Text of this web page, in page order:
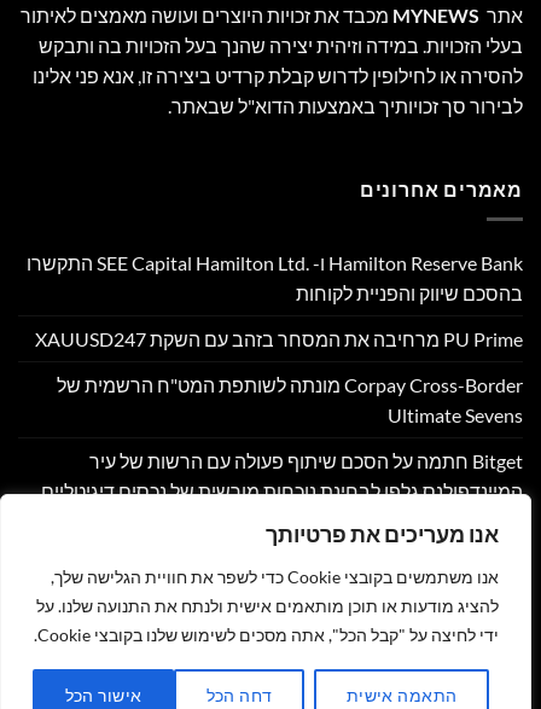
אנו מעריכים את פרטיותך
אנו משתמשים בקובצי Cookie כדי לשפר את חוויית הגלישה שלך,
להציג מודעות או תוכן מותאמים אישית ולנתח את התנועה שלנו. על
ידי לחיצה על "קבל הכל", אתה מסכים לשימוש שלנו בקובצי Cookie.
התאמה אישית דחה הכל אישור הכל
אתר MYNEWS מכבד את זכויות היוצרים ועושה מאמצים לאיתור
בעלי הזכויות. במידה וזיהית יצירה שהנך בעל הזכויות בה ותבקש
להסירה או לחילופין לדרוש קבלת קרדיט ביצירה זו, אנא פני אלינו
לבירור סך זכויותיך באמצעות הדוא"ל שבאתר.
מאמרים אחרונים
Hamilton Reserve Bank ו- SEE Capital Hamilton Ltd.‎ התקשרו
בהסכם שיווק והפניית לקוחות
PU Prime מרחיבה את המסחר בזהב עם השקת XAUUSD247
Corpay Cross-Border מונתה לשותפת המט"ח הרשמית של
Ultimate Sevens
Bitget חתמה על הסכם שיתוף פעולה עם הרשות של עיר
המיינדפולנס גלפו לבחינת נוכחות מורשית של נכסים דיגיטליים
Nyxoah מדווחת על תוצאות פיננסיות ותפעוליות ברבעון השני
ובמחצית הראשונה של 2026